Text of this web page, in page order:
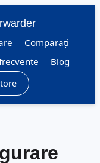
Comparați
Blog